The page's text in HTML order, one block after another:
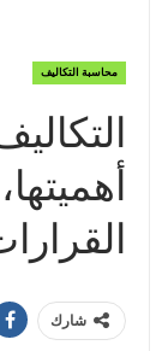
محاسبة التكاليف
شارك